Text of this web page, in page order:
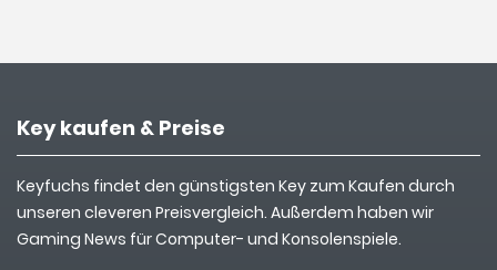
Key kaufen & Preise
Keyfuchs findet den günstigsten Key zum Kaufen durch
unseren cleveren Preisvergleich. Außerdem haben wir
Gaming News für Computer- und Konsolenspiele.